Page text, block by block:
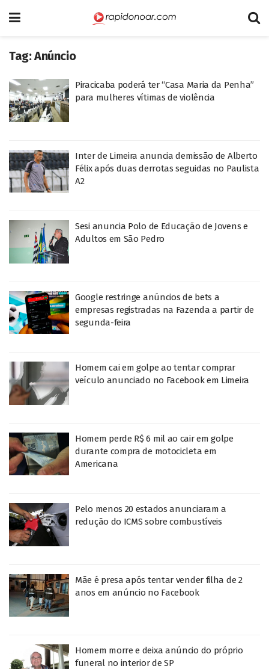
Tag:Anúncio
Piracicaba poderá ter “Casa Maria da Penha”
para mulheres vítimas de violência
Inter de Limeira anuncia demissão de Alberto
Félix após duas derrotas seguidas no Paulista
A2
Sesi anuncia Polo de Educação de Jovens e
Adultos em São Pedro
Google restringe anúncios de bets a
empresas registradas na Fazenda a partir de
segunda-feira
Homem cai em golpe ao tentar comprar
veículo anunciado no Facebook em Limeira
Homem perde R$ 6 mil ao cair em golpe
durante compra de motocicleta em
Americana
Pelo menos 20 estados anunciaram a
redução do ICMS sobre combustíveis
Mãe é presa após tentar vender filha de 2
anos em anúncio no Facebook
Homem morre e deixa anúncio do próprio
funeral no interior de SP